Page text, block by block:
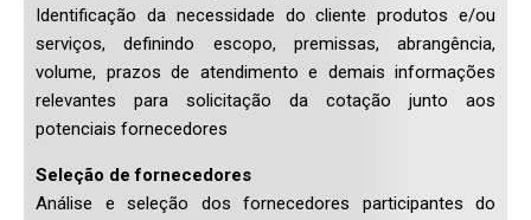
Identificação da necessidade do cliente produtos e/ou
serviços, definindo escopo, premissas, abrangência,
volume, prazos de atendimento e demais informações
relevantes para solicitação da cotação junto aos
potenciais fornecedores
Seleção de fornecedores
Análise e seleção dos fornecedores participantes do